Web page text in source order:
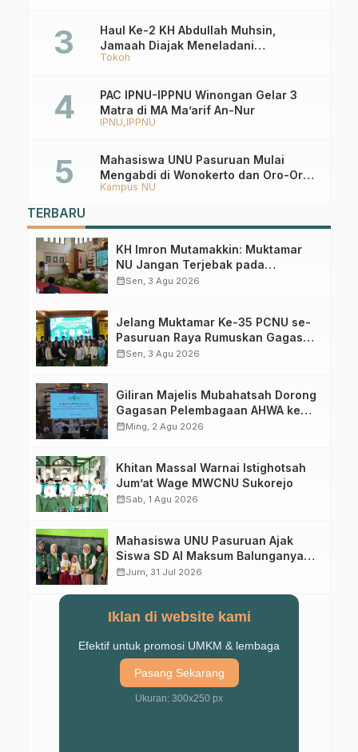
Tokoh
Haul Ke-2 KH Abdullah Muhsin,
Jamaah Diajak Meneladani
Keistiqamahan
IPNU IPPNU
PAC IPNU-IPPNU Winongan Gelar 3
Matra di MA Ma’arif An-Nur
Kampus NU
Mahasiswa UNU Pasuruan Mulai
Mengabdi di Wonokerto dan Oro-Oro
Ombo Wetan Berikut Programnya
TERBARU
KH Imron Mutamakkin: Muktamar
NU Jangan Terjebak pada
Perebutan Kursi Ketua Umum
calendar_monthSen, 3 Agu 2026
Jelang Muktamar Ke-35 PCNU se-
Pasuruan Raya Rumuskan Gagasan
Transformasi Gerakan NU Menuju
calendar_monthSen, 3 Agu 2026
Giliran Majelis Mubahatsah Dorong
Gagasan Pelembagaan AHWA ke
Forum Muktamar Mendatang
calendar_monthMing, 2 Agu 2026
Khitan Massal Warnai Istighotsah
Jum’at Wage MWCNU Sukorejo
calendar_monthSab, 1 Agu 2026
Mahasiswa UNU Pasuruan Ajak
Siswa SD Al Maksum Balunganyar
Kuasai Penjumlahan Bersusun
calendar_monthJum, 31 Jul 2026
Iklan di website kami
Efektif untuk promosi UMKM & lembaga
Pasang Sekarang
Ukuran: 300x250 px